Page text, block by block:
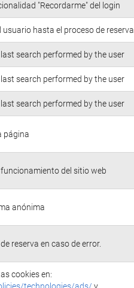
"Recordarme" del login
hasta el proceso de reserva
search performed by the user
search performed by the user
search performed by the user
página
del sitio web
anónima
reserva en caso de error.
cookies en: